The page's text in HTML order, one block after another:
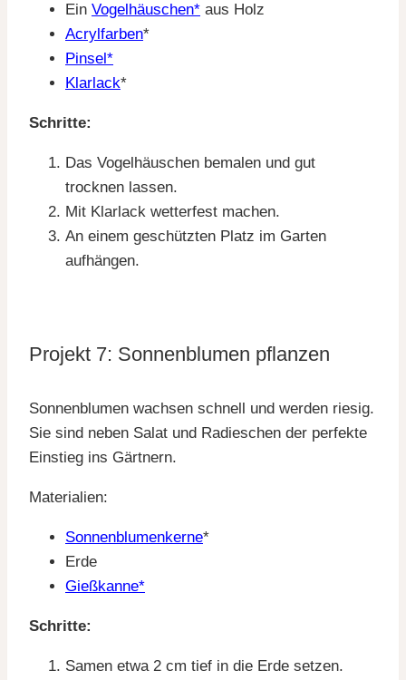
Ein Vogelhäuschen* aus Holz
Acrylfarben*
Pinsel*
Klarlack*
Schritte:
Das Vogelhäuschen bemalen und gut
trocknen lassen.
Mit Klarlack wetterfest machen.
An einem geschützten Platz im Garten
aufhängen.
Projekt 7: Sonnenblumen pflanzen
Sonnenblumen wachsen schnell und werden riesig.
Sie sind neben Salat und Radieschen der perfekte
Einstieg ins Gärtnern.
Materialien:
Sonnenblumenkerne*
Erde
Gießkanne*
Schritte:
Samen etwa 2 cm tief in die Erde setzen.